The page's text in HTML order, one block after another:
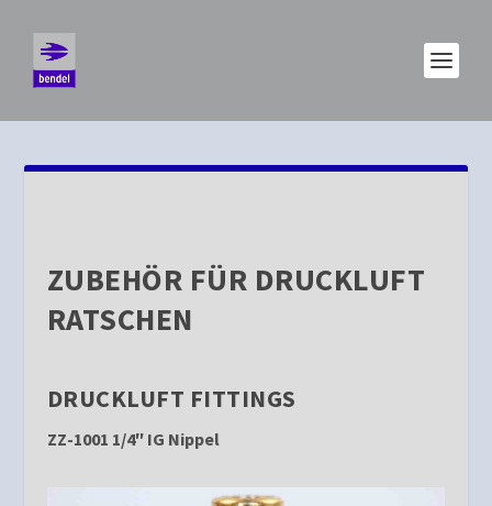
ZUBEHÖR FÜR DRUCKLUFT
RATSCHEN
DRUCKLUFT FITTINGS
ZZ-1001 1/4″ IG Nippel